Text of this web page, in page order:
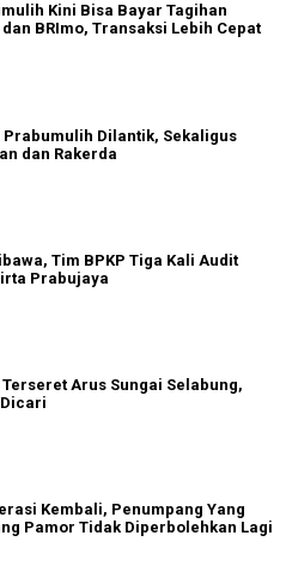
Kini Bisa Bayar Tagihan
dan BRImo, Transaksi Lebih Cepat
Prabumulih Dilantik, Sekaligus
dan Rakerda
Tim BPKP Tiga Kali Audit
Prabujaya
Arus Sungai Selabung,
Kembali, Penumpang Yang
Pamor Tidak Diperbolehkan Lagi